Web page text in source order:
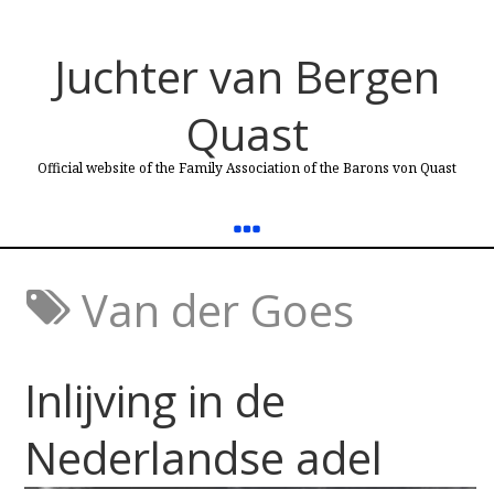
Juchter van Bergen
Quast
Official website of the Family Association of the Barons von Quast
Van der Goes
Inlijving in de
Nederlandse adel